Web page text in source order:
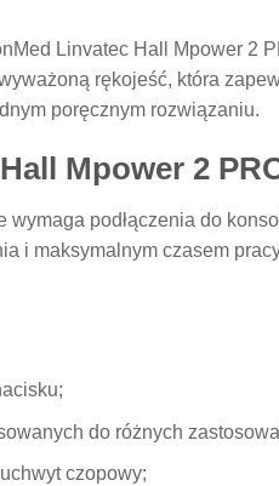
Linvatec Hall Mpower 2
rękojeść, która
poręcznym rozwiązaniu.
Mpower 2
wymaga podłączenia do
i maksymalnym czasem
do różnych
czopowy;